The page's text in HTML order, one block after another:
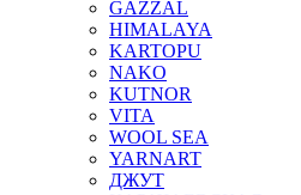
GAZZAL
HIMALAYA
KARTOPU
NAKO
KUTNOR
VITA
WOOL SEA
YARNART
ДЖУТ